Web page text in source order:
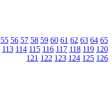
55 56 57 58 59 60 61 62 63 64 65
113 114 115 116 117 118 119 120
121 122 123 124 125 126